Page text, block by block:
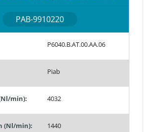
PAB-9910220
P6040.B.AT.00.AA.06
Piab
min): 4032
(Nl/min): 1440